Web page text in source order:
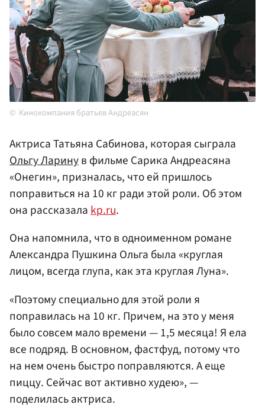
Кинокомпания братьев Андреасян
Актриса Татьяна Сабинова, которая сыграла
Ольгу Ларинув фильме Сарика Андреасяна
«Онегин», призналась, что ей пришлось
поправиться на 10 кг ради этой роли. Об этом
она рассказалаkp.ru.
Она напомнила, что в одноименном романе
Александра Пушкина Ольга была «круглая
лицом, всегда глупа, как эта круглая Луна».
«Поэтому специально для этой роли я
поправилась на 10 кг. Причем, на это у меня
было совсем мало времени — 1,5 месяца! Я ела
все подряд. В основном, фастфуд, потому что
на нем очень быстро поправляются. А еще
пиццу. Сейчас вот активно худею», —
поделилась актриса.